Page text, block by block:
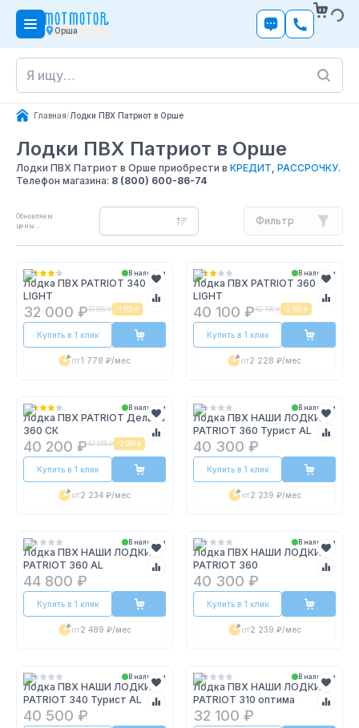
Орша
Главная/Лодки ПВХ Патриот в Орше
Лодки ПВХ Патриот в Орше
Лодки ПВХ Патриот в Орше приобрести в КРЕДИТ, РАССРОЧКУ.
Телефон магазина: 8 (800) 600-86-74
Обновляем
цены...
Фильтр
В наличии
Лодка ПВХ PATRIOT 340
LIGHT
32 000 ₽33 600 ₽ -1 600 ₽
Купить в 1 клик
от1 778 ₽/мес
В наличии
Лодка ПВХ PATRIOT 360
LIGHT
40 100 ₽42 100 ₽ -2 000 ₽
Купить в 1 клик
от2 228 ₽/мес
В наличии
Лодка ПВХ PATRIOT Дельта
360 СК
40 200 ₽42 200 ₽ -2 000 ₽
Купить в 1 клик
от2 234 ₽/мес
В наличии
Лодка ПВХ НАШИ ЛОДКИ
PATRIOT 360 Турист AL
40 300 ₽
Купить в 1 клик
от2 239 ₽/мес
В наличии
Лодка ПВХ НАШИ ЛОДКИ
PATRIOT 360 AL
44 800 ₽
Купить в 1 клик
от2 489 ₽/мес
В наличии
Лодка ПВХ НАШИ ЛОДКИ
PATRIOT 360
40 300 ₽
Купить в 1 клик
от2 239 ₽/мес
В наличии
Лодка ПВХ НАШИ ЛОДКИ
PATRIOT 340 Турист AL
40 500 ₽
В наличии
Лодка ПВХ НАШИ ЛОДКИ
PATRIOT 310 оптима
32 100 ₽